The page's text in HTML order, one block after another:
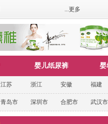
...更多
婴儿纸尿裤 婴
江苏 浙江 安徽 福建
青岛市 深圳市 合肥市 武汉市